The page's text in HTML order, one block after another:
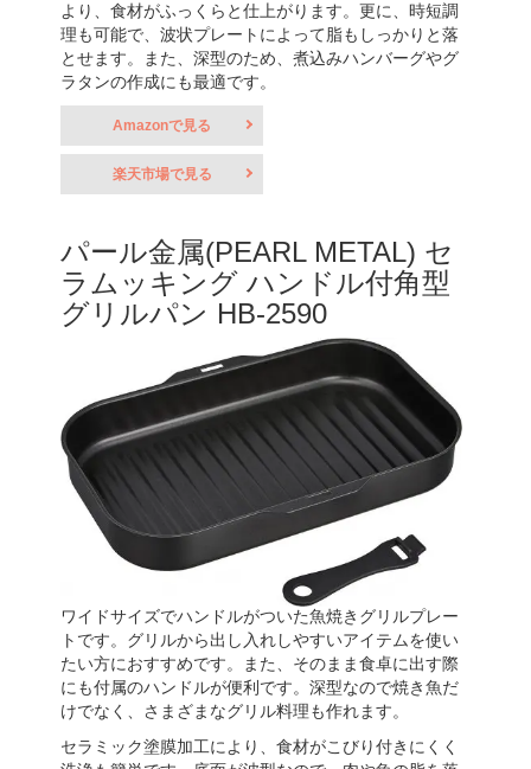
より、食材がふっくらと仕上がります。更に、時短調
理も可能で、波状プレートによって脂もしっかりと落
とせます。また、深型のため、煮込みハンバーグやグ
ラタンの作成にも最適です。
Amazonで見る
楽天市場で見る
パール金属(PEARL METAL) セ
ラムッキング ハンドル付角型
グリルパン HB-2590
ワイドサイズでハンドルがついた魚焼きグリルプレー
トです。グリルから出し入れしやすいアイテムを使い
たい方におすすめです。また、そのまま食卓に出す際
にも付属のハンドルが便利です。深型なので焼き魚だ
けでなく、さまざまなグリル料理も作れます。
セラミック塗膜加工により、食材がこびり付きにくく